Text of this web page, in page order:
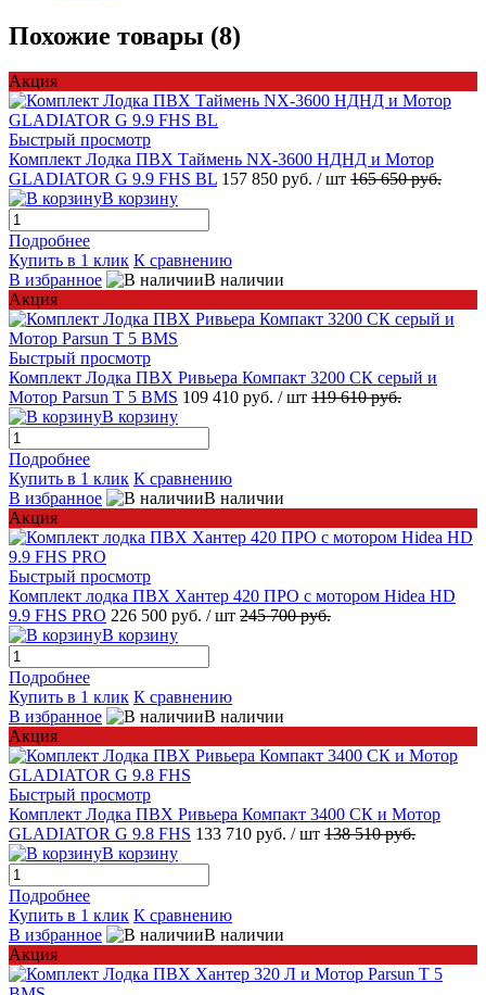
Похожие товары (8)
Акция
Быстрый просмотр
Комплект Лодка ПВХ Таймень NX-3600 НДНД и Мотор
GLADIATOR G 9.9 FHS BL 157 850 руб. / шт 165 650 руб.
В корзину
Подробнее
Купить в 1 клик К сравнению
В избранное
В наличии
Акция
Быстрый просмотр
Комплект Лодка ПВХ Ривьера Компакт 3200 СК серый и
Мотор Parsun T 5 BMS 109 410 руб. / шт 119 610 руб.
В корзину
Подробнее
Купить в 1 клик К сравнению
В избранное
В наличии
Акция
Быстрый просмотр
Комплект лодка ПВХ Хантер 420 ПРО с мотором Hidea HD
9.9 FHS PRO 226 500 руб. / шт 245 700 руб.
В корзину
Подробнее
Купить в 1 клик К сравнению
В избранное
В наличии
Акция
Быстрый просмотр
Комплект Лодка ПВХ Ривьера Компакт 3400 СК и Мотор
GLADIATOR G 9.8 FHS 133 710 руб. / шт 138 510 руб.
В корзину
Подробнее
Купить в 1 клик К сравнению
В избранное
В наличии
Акция